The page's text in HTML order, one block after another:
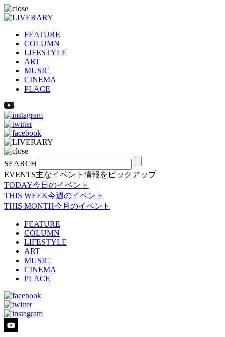
FEATURE
COLUMN
LIFESTYLE
ART
MUSIC
CINEMA
PLACE
SEARCH
EVENTS主なイベント情報をピックアップ
TODAY今日のイベント
THIS WEEK今週のイベント
THIS MONTH今月のイベント
FEATURE
COLUMN
LIFESTYLE
ART
MUSIC
CINEMA
PLACE